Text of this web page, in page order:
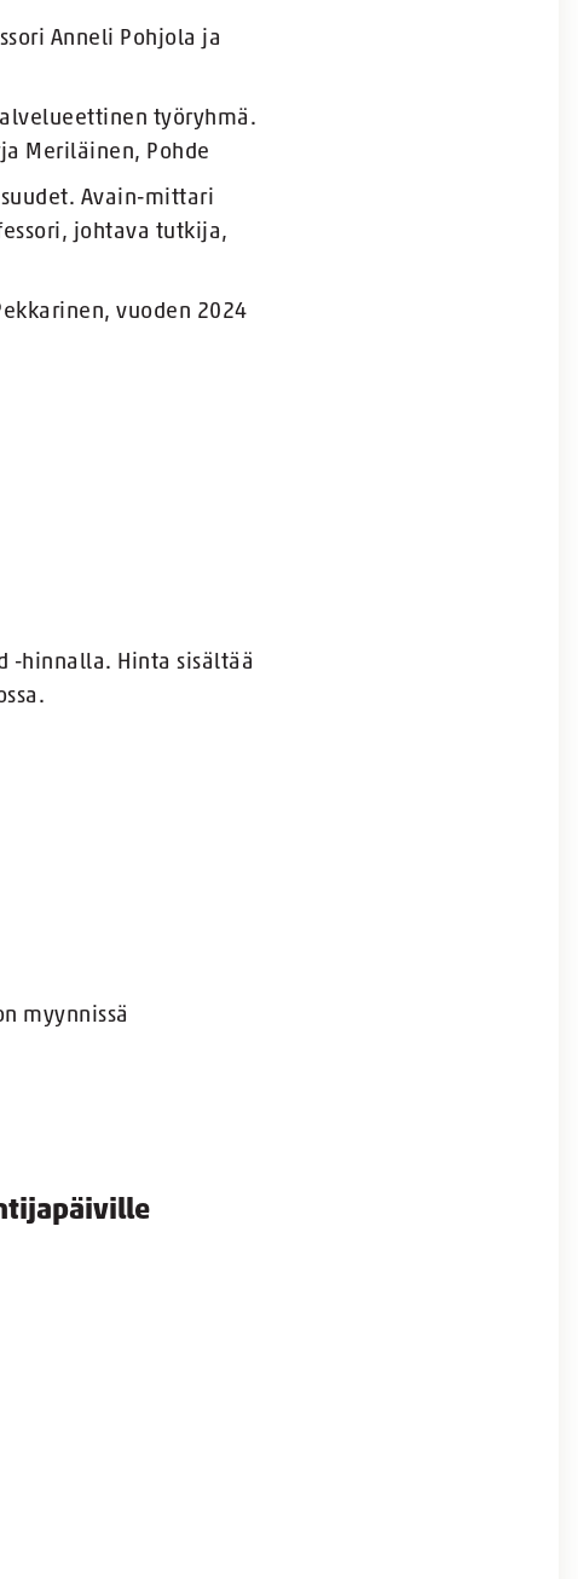
Anneli Pohjola ja
työryhmä.
Meriläinen, Pohde
Avain-mittari
johtava tutkija,
vuoden 2024
-hinnalla. Hinta sisältää
myynnissä